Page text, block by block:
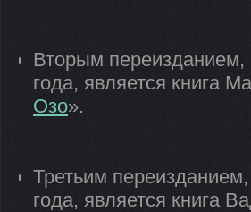
Вторым переизданием,
года, является книга
Озо».
Третьим
года, является книга